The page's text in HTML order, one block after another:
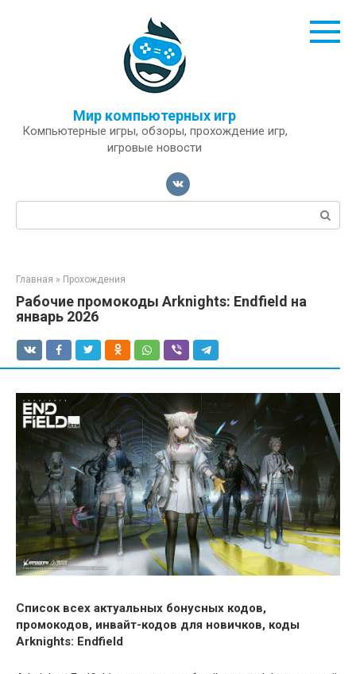
Мир компьютерных игр
Компьютерные игры, обзоры, прохождение игр,
игровые новости
Поиск:
Главная » Прохождения
Рабочие промокоды Arknights: Endfield на
январь 2026
Список всех актуальных бонусных кодов,
промокодов, инвайт-кодов для новичков, коды
Arknights: Endfield